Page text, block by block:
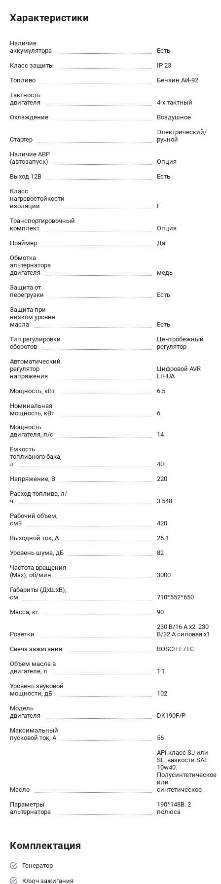
Сварочные аппараты TIG
ТЕЛЕФОН (САНКТ-ПЕТЕРБУРГ)
проспект Александровской Фермы, 29АЛ
пн-пт - с 9:00 до 18:00
Характеристики
Наличие
аккумулятора
Есть
Класс защиты
IP 23
Топливо
Бензин АИ-92
Тактность
двигателя
4-х тактный
Охлаждение
Воздушное
Стартер
Электрический/
ручной
Наличие АВР
(автозапуск)
Опция
Выход 12В
Есть
Класс
нагревостойкости
изоляции
F
Транспортировочный
комплект
Опция
Праймер
Да
Обмотка
альтернатора
двигателя
медь
Защита от
перегрузки
Есть
Защита при
низком уровне
масла
Есть
Тип регулировки
оборотов
Центробежный
регулятор
Автоматический
регулятор
напряжения
Цифровой AVR
LIHUA
Мощность, кВт
6.5
Номинальная
мощность, кВт
6
Мощность
двигателя, л/с
14
Емкость
топливного бака,
л
40
Напряжение, В
220
Расход топлива, л/
ч
3.548
Рабочий объем,
см3
420
Выходной ток, А
26.1
Уровень шума, дБ
82
Частота вращения
(Max), об/мин
3000
Габариты (ДхШхВ),
см
710*552*650
Масса, кг
90
Розетки
230 В/16 А x2. 230
В/32 А силовая x1
Свеча зажигания
BOSCH F7TC
Объем масла в
двигателе, л
1.1
Уровень звуковой
мощности, дБ
102
Модель
двигателя
DK190F/P
Максимальный
пусковой ток, А
56
Масло
API класс SJ или
SL. вязкости SAE
10w40.
Полусинтетическое
или
синтетическое
Параметры
альтернатора
190*148B. 2
полюса
Комплектация
Генератор
Ключ зажигания